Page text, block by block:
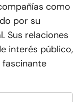
como
por su
Sus relaciones
interés público,
fascinante